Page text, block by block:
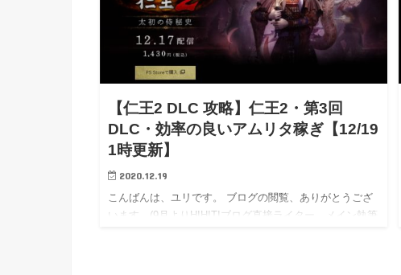
【仁王2 DLC 攻略】仁王2・第3回
DLC・効率の良いアムリタ稼ぎ【12/19
1時更新】
2020.12.19
こんばんは、ユリです。 ブログの閲覧、ありがとうござ
います。(9月よりHIHITIブログ直接ライター、メイン執筆